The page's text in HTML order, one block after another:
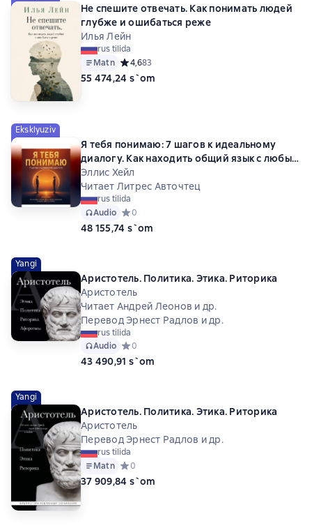
Не спешите отвечать. Как понимать людей
глубже и ошибаться реже
Илья Лейн
rus tilida
Matn Средний рейтинг 4,6 на основе 83 оценок
4,683
55 474,24 s`om
Eksklyuziv
Я тебя понимаю: 7 шагов к идеальному
диалогу. Как находить общий язык с любым
человеком в жизни, работе и любви
Эллис Хейл
Читает Литрес Авточтец
rus tilida
Audio Средний рейтинг 0 на основе 0 оценок
0
48 155,74 s`om
Yangi
Аристотель. Политика. Этика. Риторика
Аристотель
Читает Андрей Леонов и др.
Перевод Эрнест Радлов и др.
rus tilida
Audio Средний рейтинг 0 на основе 0 оценок
0
43 490,91 s`om
Yangi
Аристотель. Политика. Этика. Риторика
Аристотель
Перевод Эрнест Радлов и др.
rus tilida
Matn Средний рейтинг 0 на основе 0 оценок
0
37 909,84 s`om